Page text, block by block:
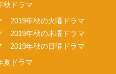
秋ドラマ
2019年秋の火曜ドラマ
2019年秋の木曜ドラマ
2019年秋の日曜ドラマ
夏ドラマ